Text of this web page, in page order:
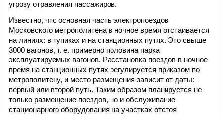
угрозу отравления пассажиров.
Известно, что основная часть электропоездов
Московского метрополитена в ночное время отстаивается
на линиях: в тупиках и на станционных путях. Это свыше
3000 вагонов, т. е. примерно половина парка
эксплуатируемых вагонов. Расстановка поездов в ночное
время на станционных путях регулируется приказом по
метрополитену, и место размещения зависит от даты:
первый или второй путь. Таким образом планируется не
только размещение поездов, но и обслуживание
стационарного оборудования на участках отстоя